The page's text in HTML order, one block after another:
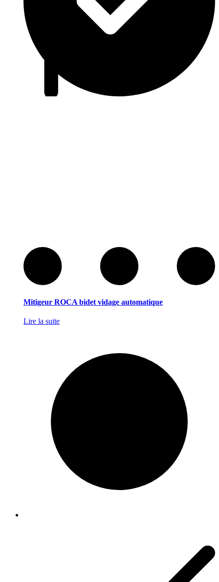
Mitigeur ROCA bidet vidage automatique
Lire la suite